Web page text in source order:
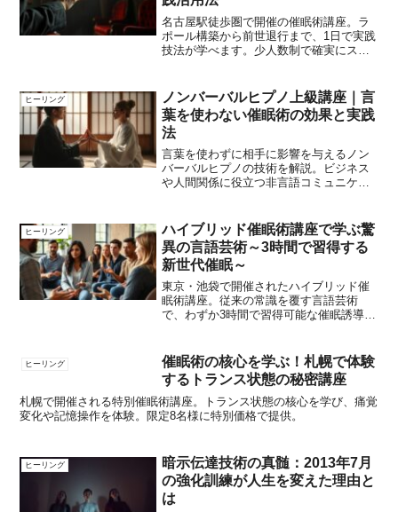
名古屋駅徒歩圏で開催の催眠術講座。ラ
ポール構築から前世退行まで、1日で実践
技法が学べます。少人数制で確実にスキ
ヒーリング
ノンバーバルヒプノ上級講座｜言
葉を使わない催眠術の効果と実践
法
言葉を使わずに相手に影響を与えるノン
バーバルヒプノの技術を解説。ビジネス
や人間関係に役立つ非言語コミュニケー
ヒーリング
ハイブリッド催眠術講座で学ぶ驚
異の言語芸術～3時間で習得する
新世代催眠～
東京・池袋で開催されたハイブリッド催
眠術講座。従来の常識を覆す言語芸術
で、わずか3時間で習得可能な催眠誘導技
ヒーリング
催眠術の核心を学ぶ！札幌で体験
するトランス状態の秘密講座
札幌で開催される特別催眠術講座。トランス状態の核心を学び、痛覚
変化や記憶操作を体験。限定8名様に特別価格で提供。
ヒーリング
暗示伝達技術の真髄：2013年7月
の強化訓練が人生を変えた理由と
は